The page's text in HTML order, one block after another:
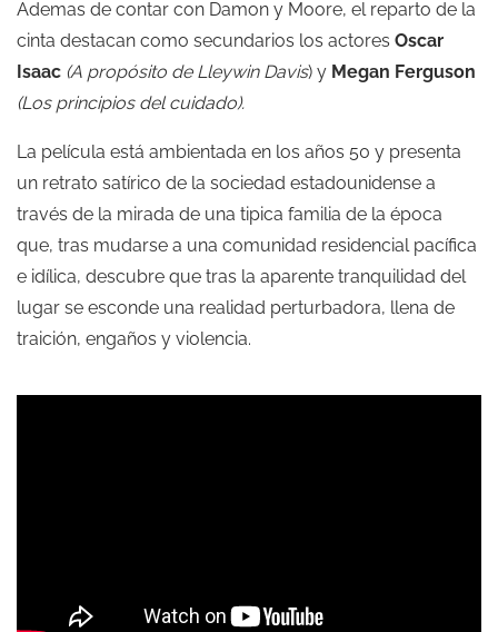
Ademas de contar con Damon y Moore, el reparto de la
cinta destacan como secundarios los actores Oscar
Isaac (A propósito de Lleywin Davis) y Megan Ferguson
(Los principios del cuidado).
La película está ambientada en los años 50 y presenta
un retrato satírico de la sociedad estadounidense a
través de la mirada de una tipica familia de la época
que, tras mudarse a una comunidad residencial pacífica
e idílica, descubre que tras la aparente tranquilidad del
lugar se esconde una realidad perturbadora, llena de
traición, engaños y violencia.